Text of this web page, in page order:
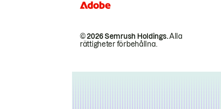
© 2026 Semrush Holdings.Alla
rättigheter förbehållna.